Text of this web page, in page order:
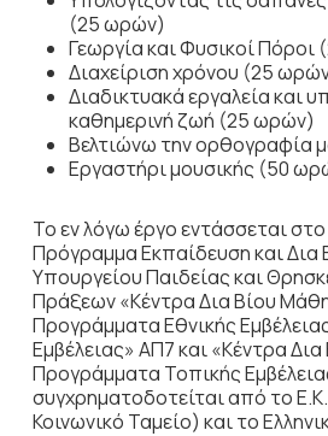
(25 ωρών)
Γεωργία και Φυσικοί
Διαχείριση χρόνου (25
Διαδικτυακά εργαλεία και
καθημερινή ζωή (25 ωρών)
Βελτιώνω την
Εργαστήρι μουσικής (50
Το εν λόγω έργο εντάσσεται
Πρόγραμμα Εκπαίδευση και
Υπουργείου Παιδείας και
Πράξεων «Κέντρα Δια Βίου
Προγράμματα Εθνικής
Εμβέλειας» ΑΠ7 και «Κέντρα
Προγράμματα Τοπικής
συγχρηματοδοτείται από το
Κοινωνικό Ταμείο) και το